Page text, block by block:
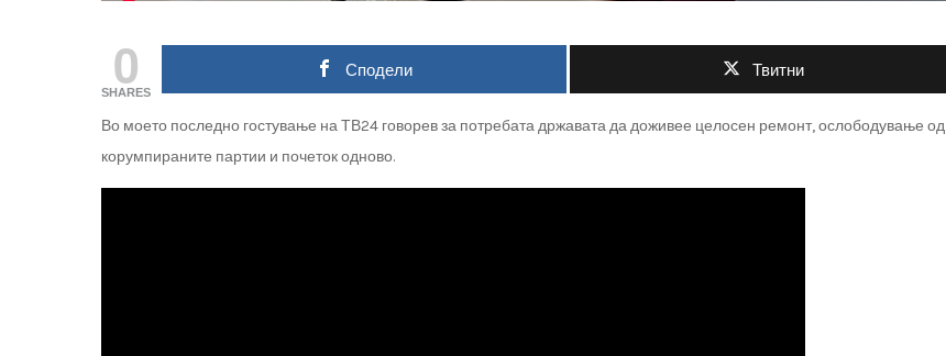
0
SHARES
Сподели Твитни
Во моето последно гостување на ТВ24 говорев за потребата државата да доживее целосен ремонт, ослободување од
корумпираните партии и почеток одново.